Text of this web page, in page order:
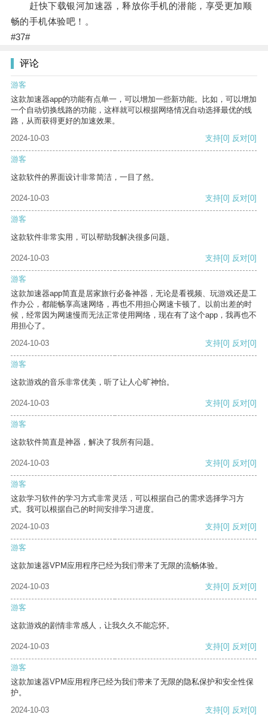
赶快下载银河加速器，释放你手机的潜能，享受更加顺
畅的手机体验吧！。
#37#
评论
游客
这款加速器app的功能有点单一，可以增加一些新功能。比如，可以增加
一个自动切换线路的功能，这样就可以根据网络情况自动选择最优的线
路，从而获得更好的加速效果。
2024-10-03
支持[0] 反对[0]
游客
这款软件的界面设计非常简洁，一目了然。
2024-10-03 支持[0] 反对[0]
游客
这款软件非常实用，可以帮助我解决很多问题。
2024-10-03 支持[0] 反对[0]
游客
这款加速器app简直是居家旅行必备神器，无论是看视频、玩游戏还是工
作办公，都能畅享高速网络，再也不用担心网速卡顿了。以前出差的时
候，经常因为网速慢而无法正常使用网络，现在有了这个app，我再也不
用担心了。
2024-10-03
支持[0] 反对[0]
游客
这款游戏的音乐非常优美，听了让人心旷神怡。
2024-10-03 支持[0] 反对[0]
游客
这款软件简直是神器，解决了我所有问题。
2024-10-03 支持[0] 反对[0]
游客
这款学习软件的学习方式非常灵活，可以根据自己的需求选择学习方
式。我可以根据自己的时间安排学习进度。
2024-10-03
支持[0] 反对[0]
游客
这款加速器VPM应用程序已经为我们带来了无限的流畅体验。
2024-10-03 支持[0] 反对[0]
游客
这款游戏的剧情非常感人，让我久久不能忘怀。
2024-10-03 支持[0] 反对[0]
游客
这款加速器VPM应用程序已经为我们带来了无限的隐私保护和安全性保
护。
2024-10-03
支持[0] 反对[0]